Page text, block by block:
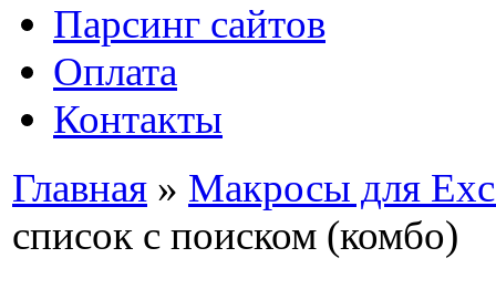
Парсинг сайтов
Оплата
Контакты
Главная » Макросы для
список с поиском (комбо)